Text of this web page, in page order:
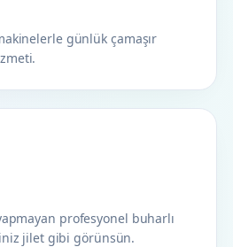
günlük çamaşır
profesyonel buharlı
jilet gibi görünsün.